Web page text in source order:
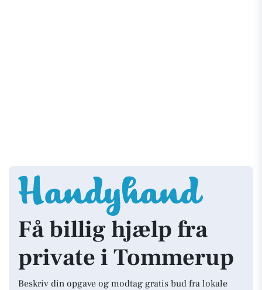
Få billig hjælp fra
private i Tommerup
Beskriv din opgave og modtag gratis bud fra lokale